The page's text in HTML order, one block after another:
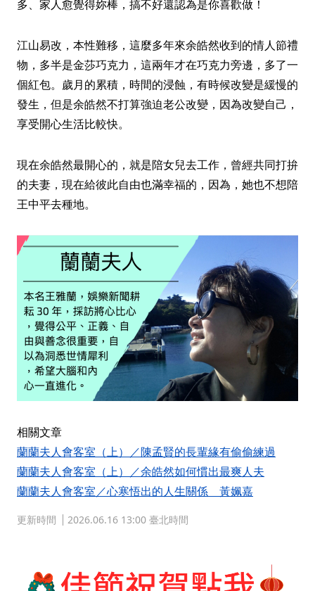
多、家人愈覺得妳棒，搞不好還認為是你喜歡做！
江山易改，本性難移，這麼多年來余皓然收到的情人節禮
物，多半是金莎巧克力，這兩年才在巧克力旁邊，多了一
個紅包。歲月的累積，時間的浸蝕，有時候改變是緩慢的
發生，但是余皓然不打算強迫老公改變，因為改變自己，
享受開心生活比較快。
現在余皓然最開心的，就是陪女兒去工作，曾經共同打拚
的夫妻，現在給彼此自由也滿幸福的，因為，她也不想陪
王中平去種地。
相關文章
蘭蘭夫人會客室（上）／陳孟賢的長輩緣有偷偷練過
蘭蘭夫人會客室（上）／余皓然如何慣出最爽人夫
蘭蘭夫人會客室／心寒悟出的人生關係 黃姵嘉
更新時間 2026.06.16 13:00 臺北時間